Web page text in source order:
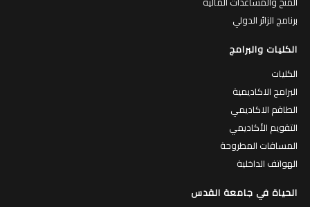
برنامج الزائر الدولي
الكليات والبرامج
الكليات
البرامج الاكاديمية
الطاقم الاكاديمي
التقويم الأكاديمي
المساقات المطروحة
الهواتف الداخلية
الحياة في جامعة القدس